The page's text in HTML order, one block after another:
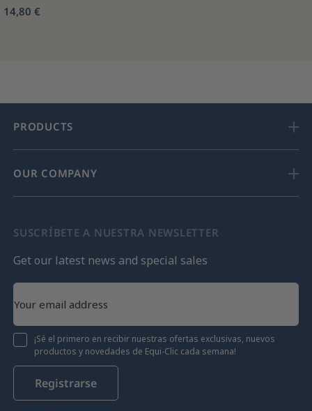
14,80 €
PRODUCTS
OUR COMPANY
SUSCRÍBETE A NUESTRA NEWSLETTER
Get our latest news and special sales
¡Sé el primero en recibir nuestras ofertas exclusivas, nuevos
productos y novedades de Equi-Clic cada semana!
Registrarse